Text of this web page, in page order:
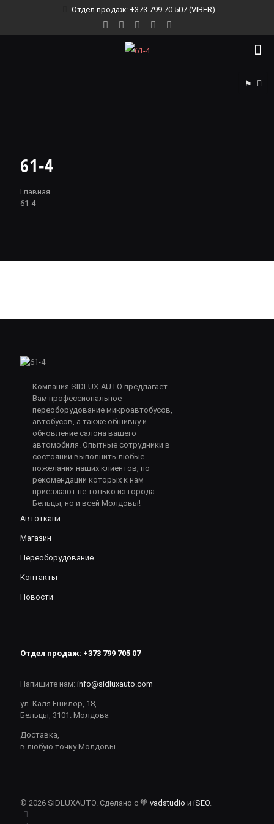
Отдел продаж: +373 799 70 507 (VIBER)
⚑
61-4
Главная
61-4
Компания SIDLUX-AUTO предлагает
Вам профессиональное
переоборудование микроавтобусов,
автобусов, а также обшивку и
обновление салона вашего
автомобиля. Опытные сотрудники в
состоянии выполнить любые
пожелания наших клиентов, по
рекомендации которых к нам
приезжают не только из города
Бельцы, но и всей Молдовы!
Автоткани
Магазин
Переоборудование
Контакты
Новости
Отдел продаж: +373 799 705 07
Напишите нам: info@sidluxauto.com
ул. Каля Ешилор, 18,
Бельцы, 3101. Молдова
Доставка,
в любую точку Молдовы
© 2026 SIDLUXAUTO. Сделано с 🧡 vadstudio и iSEO